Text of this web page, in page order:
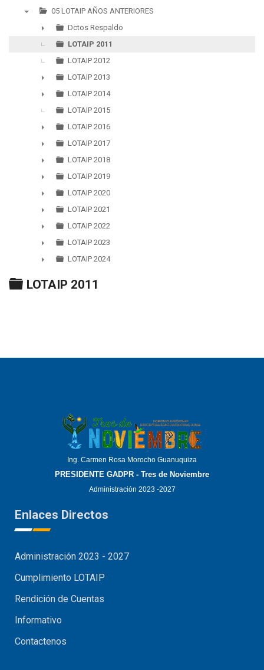
05 LOTAIP AÑOS ANTERIORES
►
Dctos Respaldo
LOTAIP 2011
LOTAIP 2012
►
LOTAIP 2013
►
LOTAIP 2014
LOTAIP 2015
►
LOTAIP 2016
►
LOTAIP 2017
►
LOTAIP 2018
►
LOTAIP 2019
►
LOTAIP 2020
►
LOTAIP 2021
►
LOTAIP 2022
►
LOTAIP 2023
LOTAIP 2024
Carpeta
LOTAIP 2011
Ing. Carmen Rosa Morocho Guanuquiza
PRESIDENTE GADPR - Tres de Noviembre
Administración 2023 -2027
Enlaces Directos
Administración 2023 - 2027
Cumplimiento LOTAIP
Rendición de Cuentas
Informativo
Contactenos